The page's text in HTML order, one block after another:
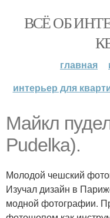
ВСЁ ОБ
главная
интерьер для
Майкл
Pudelka).
Молодой чешский
Изучал дизайн в
модной фотографии.